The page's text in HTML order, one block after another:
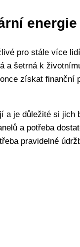
energie
pro stále více
a šetrná k
získat finanční
a je důležité si jich
a potřeba
pravidelné